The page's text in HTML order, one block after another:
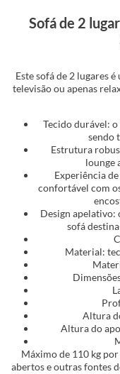
Sofá de 2
Este sofá de 2 lugares
televisão ou apenas
Tecido durável:
sendo
Estrutura
lounge
Experiência
confortável com
Design apelativo:
sofá
Material:
Altura
Altura do
Máximo de 110 kg
abertos e outras fontes